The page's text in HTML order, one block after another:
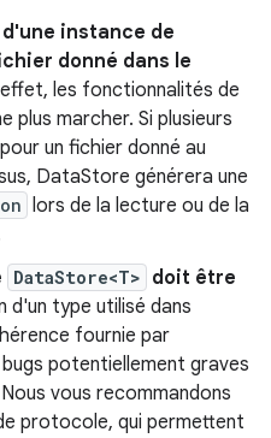
instance de
donné dans le
effet, les fonctionnalités de
plus marcher. Si plusieurs
un fichier donné au
DataStore générera une
lors de la lecture ou de la
DataStore<T> doit être
d'un type utilisé dans
fournie par
potentiellement graves
vous recommandons
protocole, qui permettent